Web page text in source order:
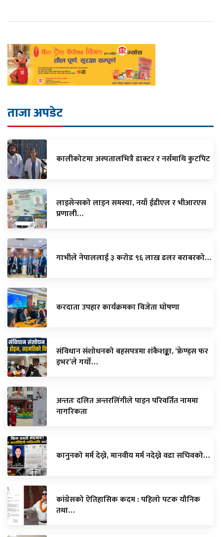
ताजा अपडेट
कालीकोटमा अस्पतालभित्रै डाक्टर र नर्समाथि कुटपिट
लाइसेन्सको लाइन समस्या, नयाँ ईडीएल र भीआरएस
प्रणाली…
गाभीले नेपाललाई ३ करोड ९६ लाख डलर बराबरको…
करदाता उपहार कार्यक्रमका विजेता घाेषणा
संविधान संशोधनको बहसपत्रमा शंकैशङ्का, ‘फ्रेण्ड्स फर
इभर’ले गर्यो…
अन्ततः दलित अन्तरलिंगीले पाइन परिवर्तित नाममा
नागरिकता
कानुनको मर्म देख्ने, मानवीय मर्म नदेख्ने वडा सचिवको…
कांग्रेसको ऐतिहासिक कदम : पहिलो पटक यौनिक
तथा…